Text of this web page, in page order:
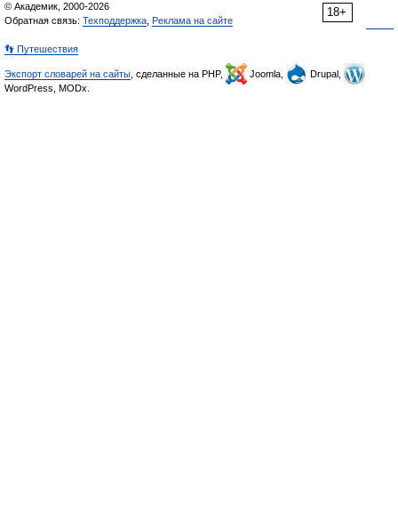
18+
© Академик, 2000-2026
Обратная связь: Техподдержка Реклама на сайте
👣 Путешествия
Экспорт словарей на сайты , сделанные на PHP, Joomla,
Drupal,
WordPress, MODx.